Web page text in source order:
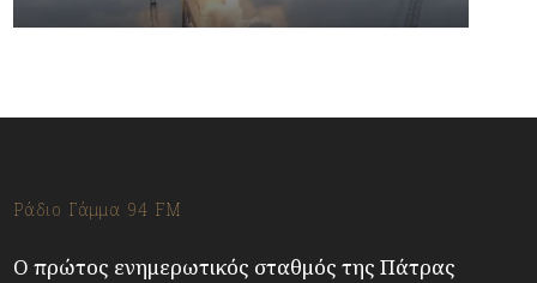
Ράδιο Γάμμα 94 FM
Ο πρώτος ενημερωτικός σταθμός της Πάτρας